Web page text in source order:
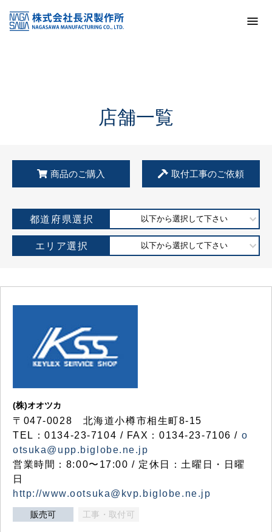
KSS加盟店・取扱店情報
店舗一覧
店舗一覧
商品のご購入 取付工事のご依頼
都道府県選択 以下から選択して下さい
エリア選択 以下から選択して下さい
(株)オオツカ
〒047-0028 北海道小樽市相生町8-15
TEL：0134-23-7104 / FAX：0134-23-7106 / o
otsuka@upp.biglobe.ne.jp
営業時間：8:00〜17:00 / 定休日：土曜日・日曜
日
http://www.ootsuka@kvp.biglobe.ne.jp
販売可 工事・取付可